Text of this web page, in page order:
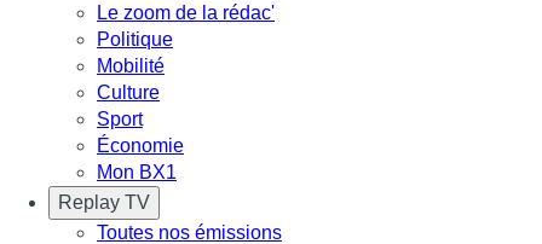
Le zoom de la rédac'
Politique
Mobilité
Culture
Sport
Économie
Mon BX1
Replay TV
Toutes nos émissions